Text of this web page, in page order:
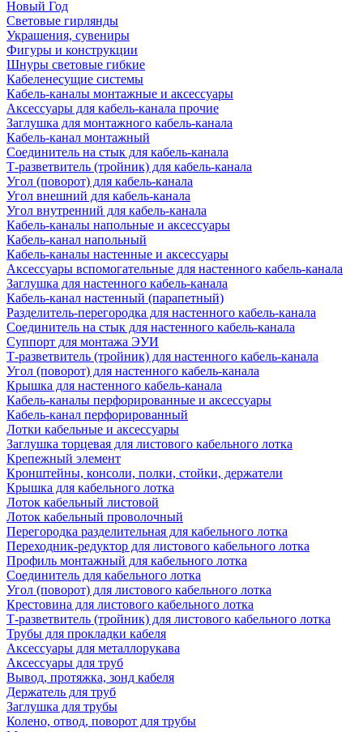
Новый Год
Световые гирлянды
Украшения, сувениры
Фигуры и конструкции
Шнуры световые гибкие
Кабеленесущие системы
Кабель-каналы монтажные и аксессуары
Аксессуары для кабель-канала прочие
Заглушка для монтажного кабель-канала
Кабель-канал монтажный
Соединитель на стык для кабель-канала
Т-разветвитель (тройник) для кабель-канала
Угол (поворот) для кабель-канала
Угол внешний для кабель-канала
Угол внутренний для кабель-канала
Кабель-каналы напольные и аксессуары
Кабель-канал напольный
Кабель-каналы настенные и аксессуары
Аксессуары вспомогательные для настенного кабель-канала
Заглушка для настенного кабель-канала
Кабель-канал настенный (парапетный)
Разделитель-перегородка для настенного кабель-канала
Соединитель на стык для настенного кабель-канала
Суппорт для монтажа ЭУИ
Т-разветвитель (тройник) для настенного кабель-канала
Угол (поворот) для настенного кабель-канала
Крышка для настенного кабель-канала
Кабель-каналы перфорированные и аксессуары
Кабель-канал перфорированный
Лотки кабельные и аксессуары
Заглушка торцевая для листового кабельного лотка
Крепежный элемент
Кронштейны, консоли, полки, стойки, держатели
Крышка для кабельного лотка
Лоток кабельный листовой
Лоток кабельный проволочный
Перегородка разделительная для кабельного лотка
Переходник-редуктор для листового кабельного лотка
Профиль монтажный для кабельного лотка
Соединитель для кабельного лотка
Угол (поворот) для листового кабельного лотка
Крестовина для листового кабельного лотка
Т-разветвитель (тройник) для листового кабельного лотка
Трубы для прокладки кабеля
Аксессуары для металлорукава
Аксессуары для труб
Вывод, протяжка, зонд кабеля
Держатель для труб
Заглушка для трубы
Колено, отвод, поворот для трубы